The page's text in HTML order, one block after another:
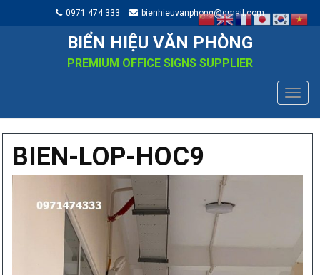
0971 474 333 bienhieuvanphong@gmail.com
BIỂN HIỆU VĂN PHÒNG
PREMIUM OFFICE SIGNS SUPPLIER
BIEN-LOP-HOC9